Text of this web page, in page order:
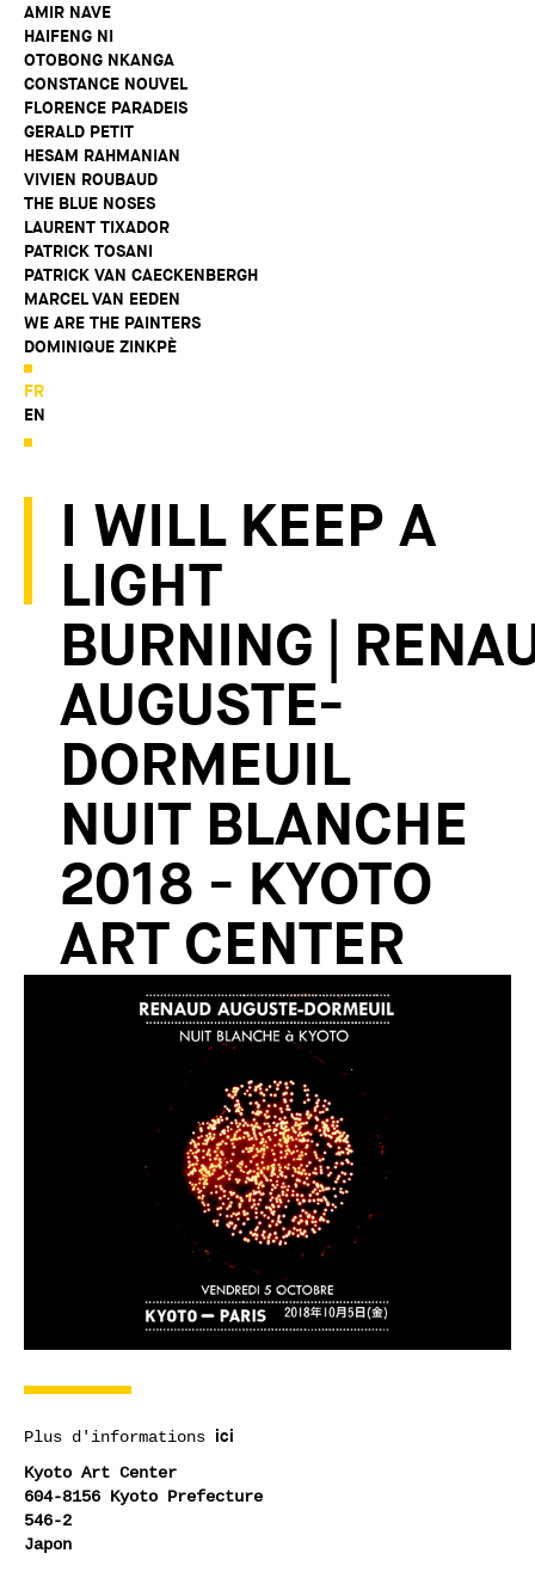
AMIR NAVE
HAIFENG NI
OTOBONG NKANGA
CONSTANCE NOUVEL
FLORENCE PARADEIS
GERALD PETIT
HESAM RAHMANIAN
VIVIEN ROUBAUD
THE BLUE NOSES
LAURENT TIXADOR
PATRICK TOSANI
PATRICK VAN CAECKENBERGH
MARCEL VAN EEDEN
WE ARE THE PAINTERS
DOMINIQUE ZINKPÈ
FR
EN
I WILL KEEP A
LIGHT
BURNING |
AUGUSTE-
DORMEUIL
NUIT BLANCHE
2018 - KYOTO
ART CENTER
Plus d'informations ici
Kyoto Art Center
604-8156 Kyoto Prefecture
546-2
Japon